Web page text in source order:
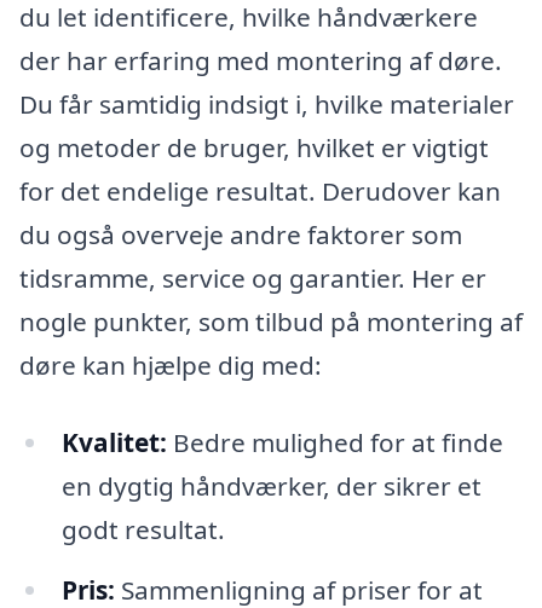
du let identificere, hvilke håndværkere
der har erfaring med montering af døre.
Du får samtidig indsigt i, hvilke materialer
og metoder de bruger, hvilket er vigtigt
for det endelige resultat. Derudover kan
du også overveje andre faktorer som
tidsramme, service og garantier. Her er
nogle punkter, som tilbud på montering af
døre kan hjælpe dig med:
Kvalitet: Bedre mulighed for at finde
en dygtig håndværker, der sikrer et
godt resultat.
Pris: Sammenligning af priser for at